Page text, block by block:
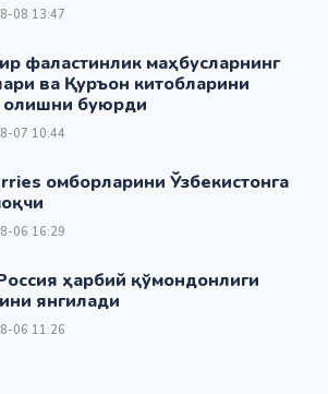
08 13:47
фаластинлик маҳбусларнинг
ва Қуръон китобларини
олишни буюрди
07 10:44
омборларини Ўзбекистонга
06 16:29
ҳарбий қўмондонлиги
янгилади
06 11:26